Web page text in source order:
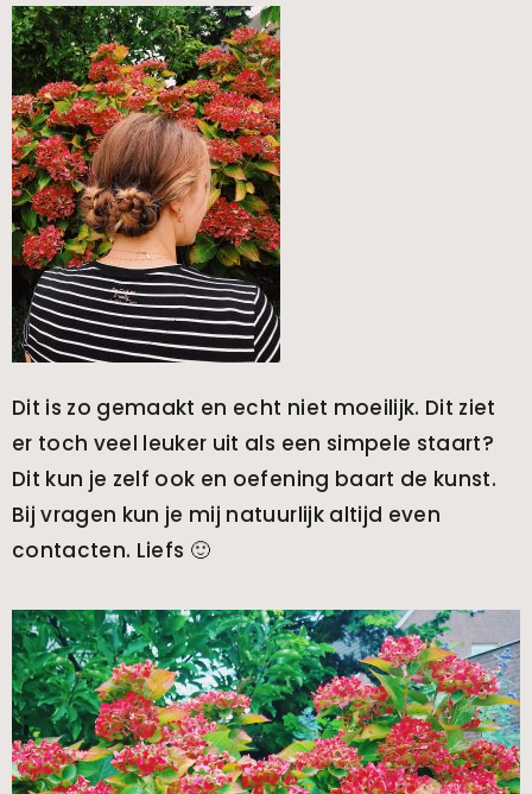
Dit is zo gemaakt en echt niet moeilijk. Dit ziet
er toch veel leuker uit als een simpele staart?
Dit kun je zelf ook en oefening baart de kunst.
Bij vragen kun je mij natuurlijk altijd even
contacten. Liefs 🙂